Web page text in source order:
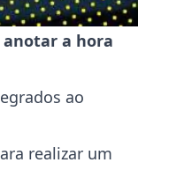
a hora
ao
realizar um